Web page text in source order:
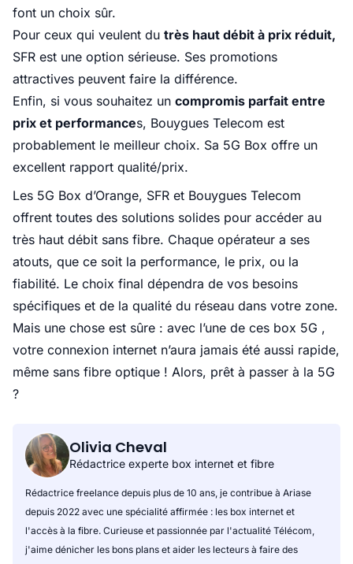
font un choix sûr.
Pour ceux qui veulent du très haut débit à prix réduit,
SFR est une option sérieuse. Ses promotions
attractives peuvent faire la différence.
Enfin, si vous souhaitez un compromis parfait entre
prix et performances, Bouygues Telecom est
probablement le meilleur choix. Sa 5G Box offre un
excellent rapport qualité/prix.
Les 5G Box d’Orange, SFR et Bouygues Telecom
offrent toutes des solutions solides pour accéder au
très haut débit sans fibre. Chaque opérateur a ses
atouts, que ce soit la performance, le prix, ou la
fiabilité. Le choix final dépendra de vos besoins
spécifiques et de la qualité du réseau dans votre zone.
Mais une chose est sûre : avec l’une de ces box 5G ,
votre connexion internet n’aura jamais été aussi rapide,
même sans fibre optique ! Alors, prêt à passer à la 5G
?
Olivia Cheval
Rédactrice experte box internet et fibre
Rédactrice freelance depuis plus de 10 ans, je contribue à Ariase
depuis 2022 avec une spécialité affirmée : les box internet et
l'accès à la fibre. Curieuse et passionnée par l'actualité Télécom,
j'aime dénicher les bons plans et aider les lecteurs à faire des